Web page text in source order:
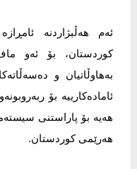
ئەم هەڵبژاردنە
كوردستان، بۆ ئەو
بەهاوڵاتیان و
ئامادەکارییە بۆ
هەیە بۆ پاراستنی
هەرێمی كوردستان.